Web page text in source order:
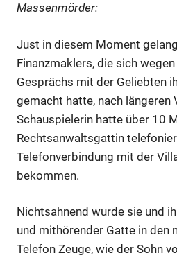
Massenmörder:
Just in diesem Moment
Finanzmaklers, die sich
Gesprächs mit der Geliebten
gemacht hatte, nach längeren
Schauspielerin hatte über 10
Rechtsanwaltsgattin
Telefonverbindung mit der
bekommen.
Nichtsahnend wurde sie und
und mithörender Gatte in den
Telefon Zeuge, wie der Sohn